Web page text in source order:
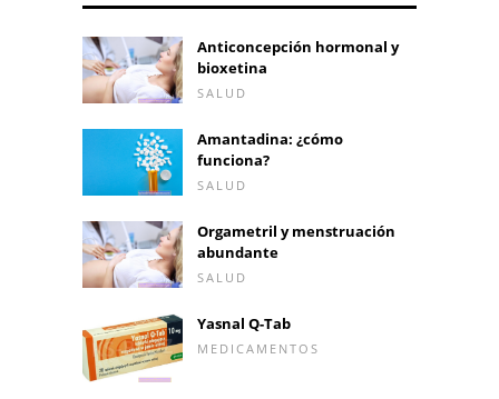
Anticoncepción hormonal y
bioxetina
SALUD
Amantadina: ¿cómo
funciona?
SALUD
Orgametril y menstruación
abundante
SALUD
Yasnal Q-Tab
MEDICAMENTOS